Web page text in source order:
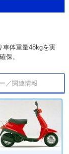
車体重量48kgを実
保。
／関連情報